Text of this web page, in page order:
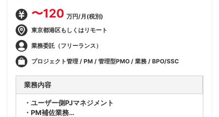
〜120 万円/月(税別)
東京都港区もしくはリモート
業務委託（フリーランス）
プロジェクト管理 / PM / 管理型PMO / 業務 / BPO/SSC
業務内容
・ユーザー側PJマネジメント
・PM補佐業務